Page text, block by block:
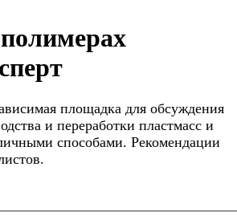
площадка для обсуждения
и переработки пластмасс и
способами. Рекомендации